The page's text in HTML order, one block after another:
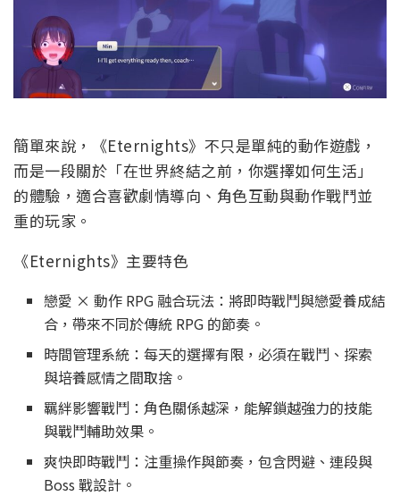
簡單來說，《Eternights》不只是單純的動作遊戲，
而是一段關於「在世界終結之前，你選擇如何生活」
的體驗，適合喜歡劇情導向、角色互動與動作戰鬥並
重的玩家。
《Eternights》主要特色
戀愛 × 動作 RPG 融合玩法：將即時戰鬥與戀愛養成結
合，帶來不同於傳統 RPG 的節奏。
時間管理系統：每天的選擇有限，必須在戰鬥、探索
與培養感情之間取捨。
羈絆影響戰鬥：角色關係越深，能解鎖越強力的技能
與戰鬥輔助效果。
爽快即時戰鬥：注重操作與節奏，包含閃避、連段與
Boss 戰設計。